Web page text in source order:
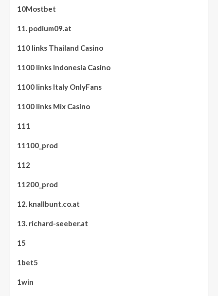
10Mostbet
11. podium09.at
110 links Thailand Casino
1100 links Indonesia Casino
1100 links Italy OnlyFans
1100 links Mix Casino
111
11100_prod
112
11200_prod
12. knallbunt.co.at
13. richard-seeber.at
15
1bet5
1win